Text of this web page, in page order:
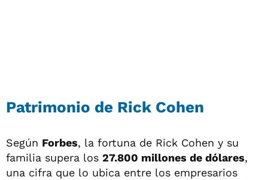
Patrimonio de Rick Cohen
Según Forbes, la fortuna de Rick Cohen y su
familia supera los 27.800 millones de dólares,
una cifra que lo ubica entre los empresarios